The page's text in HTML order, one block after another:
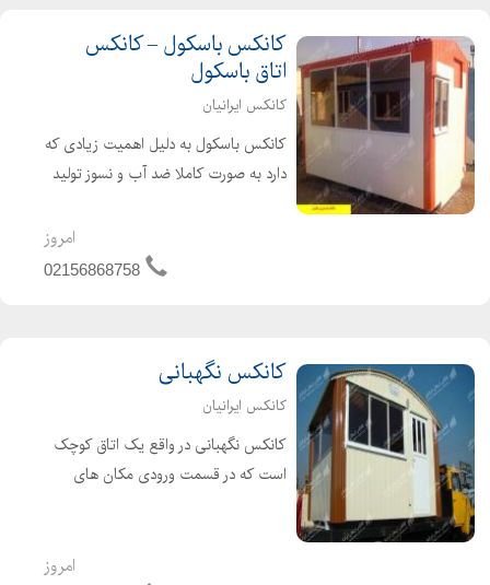
کانکس باسکول – کانکس
اتاق باسکول
کانکس ایرانیان
کانکس باسکول به دلیل اهمیت زیادی که
دارد به صورت کاملا ضد آب و نسوز تولید
به عنوان یک پناهگاه موقت و یا ارائه
دهنده خدمات خاص نیز مورد استفاده قرار
امروز
02156868758
کانکس نگهبانی
کانکس ایرانیان
کانکس نگهبانی در واقع یک اتاق کوچک
است که در قسمت ورودی مکان های
امروز